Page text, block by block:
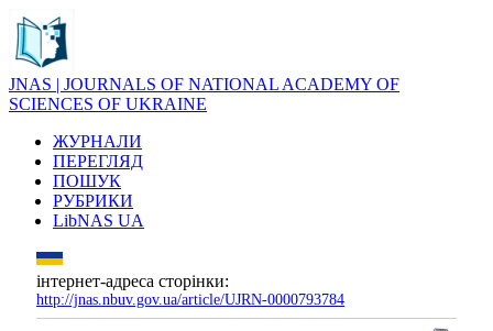
JNAS | JOURNALS OF NATIONAL ACADEMY OF
SCIENCES OF UKRAINE
ЖУРНАЛИ
ПЕРЕГЛЯД
ПОШУК
РУБРИКИ
LibNAS UA
інтернет-адреса сторінки:
http://jnas.nbuv.gov.ua/article/UJRN-0000793784